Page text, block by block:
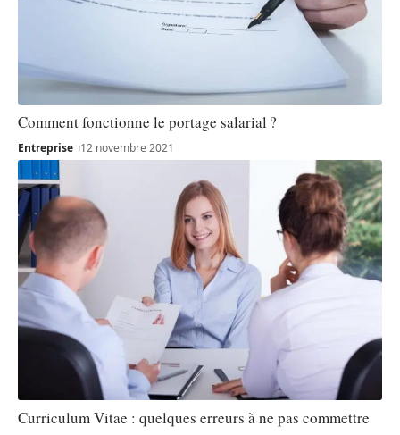
Comment fonctionne le portage salarial ?
Entreprise 12 novembre 2021
Curriculum Vitae : quelques erreurs à ne pas commettre